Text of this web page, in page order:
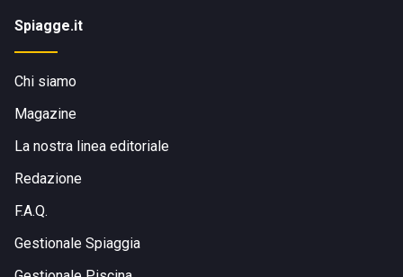
Spiagge.it
Chi siamo
Magazine
La nostra linea editoriale
Redazione
F.A.Q.
Gestionale Spiaggia